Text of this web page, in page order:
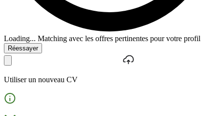
Loading... Matching avec les offres pertinentes pour votre profil
Réessayer
Utiliser un nouveau CV